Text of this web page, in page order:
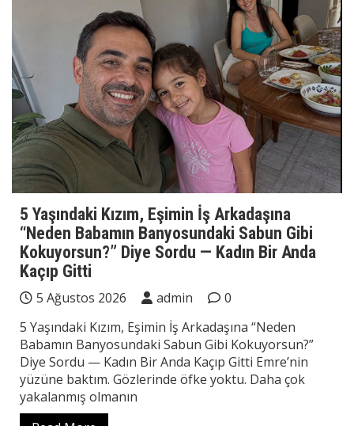
5 Yaşındaki Kızım, Eşimin İş Arkadaşına
“Neden Babamın Banyosundaki Sabun Gibi
Kokuyorsun?” Diye Sordu — Kadın Bir Anda
Kaçıp Gitti
5 Ağustos 2026 admin
0
5 Yaşındaki Kızım, Eşimin İş Arkadaşına “Neden
Babamın Banyosundaki Sabun Gibi Kokuyorsun?”
Diye Sordu — Kadın Bir Anda Kaçıp Gitti Emre’nin
yüzüne baktım. Gözlerinde öfke yoktu. Daha çok
yakalanmış olmanın